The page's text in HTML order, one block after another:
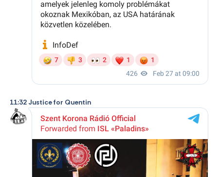
11:32 Justice for Quentin